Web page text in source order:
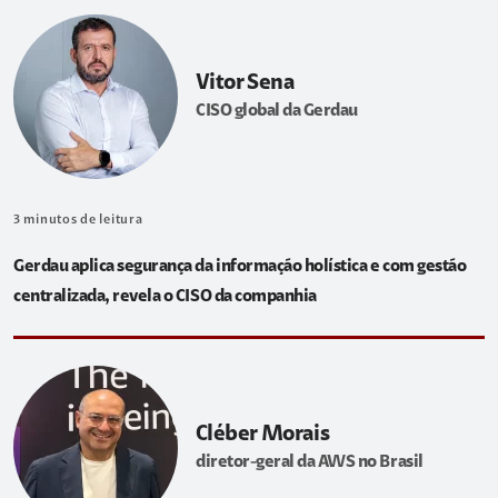
Vitor Sena
CISO global da Gerdau
3 minutos de leitura
Gerdau aplica segurança da informação holística e com gestão
centralizada, revela o CISO da companhia
Cléber Morais
diretor-geral da AWS no Brasil